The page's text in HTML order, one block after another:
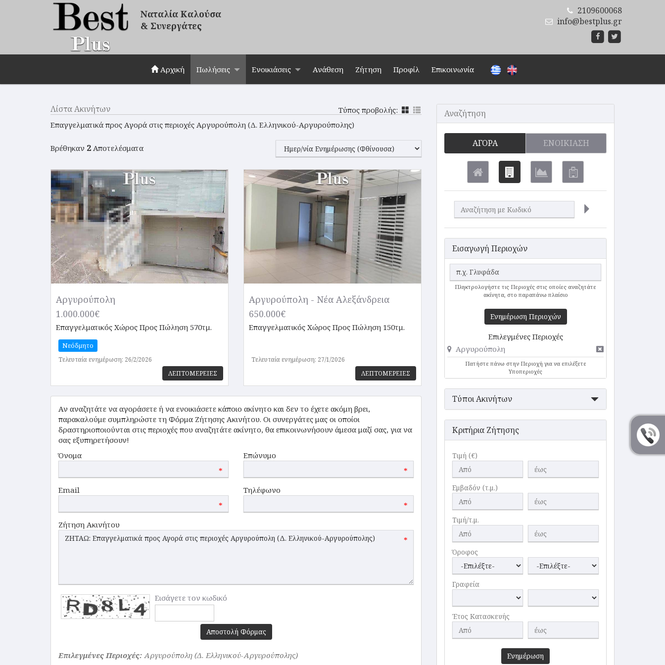
Ναταλία Καλούσα
& Συνεργάτες
2109600068
info@bestplus.gr
Αρχική Πωλήσεις Ενοικιάσεις Ανάθεση Ζήτηση Προφίλ Επικοινωνία
Λίστα Ακινήτων
Τύπος προβολής:
Επαγγελματικά προς Αγορά στις περιοχές Αργυρούπολη (Δ. Ελληνικού-Αργυρούπολης)
Βρέθηκαν 2 Αποτελέσματα
Αργυρούπολη
1.000.000€
Επαγγελματικός Χώρος Προς Πώληση 570τμ.
Νεόδμητο
Τελευταία ενημέρωση: 26/2/2026
ΛΕΠΤΟΜΕΡΕΙΕΣ
Αργυρούπολη - Νέα Αλεξάνδρεια
650.000€
Επαγγελματικός Χώρος Προς Πώληση 150τμ.
Τελευταία ενημέρωση: 27/1/2026
ΛΕΠΤΟΜΕΡΕΙΕΣ
Αν αναζητάτε να αγοράσετε ή να ενοικιάσετε κάποιο ακίνητο και δεν το έχετε ακόμη βρει,
παρακαλούμε συμπληρώστε τη Φόρμα Ζήτησης Ακινήτου. Οι συνεργάτες μας οι οποίοι
δραστηριοποιούνται στις περιοχές που αναζητάτε ακίνητο, θα επικοινωνήσουν άμεσα μαζί σας, για να
σας εξυπηρετήσουν!
Όνομα
*
Email
*
Επώνυμο
*
Τηλέφωνο
*
Ζήτηση Ακινήτου
*
Εισάγετε τον κωδικό
Αποστολή Φόρμας
Επιλεγμένες Περιοχές: Αργυρούπολη (Δ. Ελληνικού-Αργυρούπολης)
Αναζήτηση
ΑΓΟΡΆ ΕΝΟΙΚΊΑΣΗ
Εισαγωγή Περιοχών
Πληκτρολογήστε τις Περιοχές στις οποίες αναζητάτε
ακίνητα, στο παραπάνω πλαίσιο
Ενημέρωση Περιοχών
Επιλεγμένες Περιοχές
Αργυρούπολη
Πατήστε πάνω στην Περιοχή για να επιλέξετε
Υποπεριοχές
Τύποι Ακινήτων
Κριτήρια Ζήτησης
Τιμή (€)
Εμβαδόν (τ.μ.)
Τιμή/τ.μ.
Όροφος
Γραφεία
Έτος Κατασκευής
Ενημέρωση